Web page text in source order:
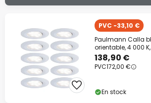
PVC -33,10 €
Paulmann Calla
orientable, 4 000
138,90 €
PVC172,00 €
En stock